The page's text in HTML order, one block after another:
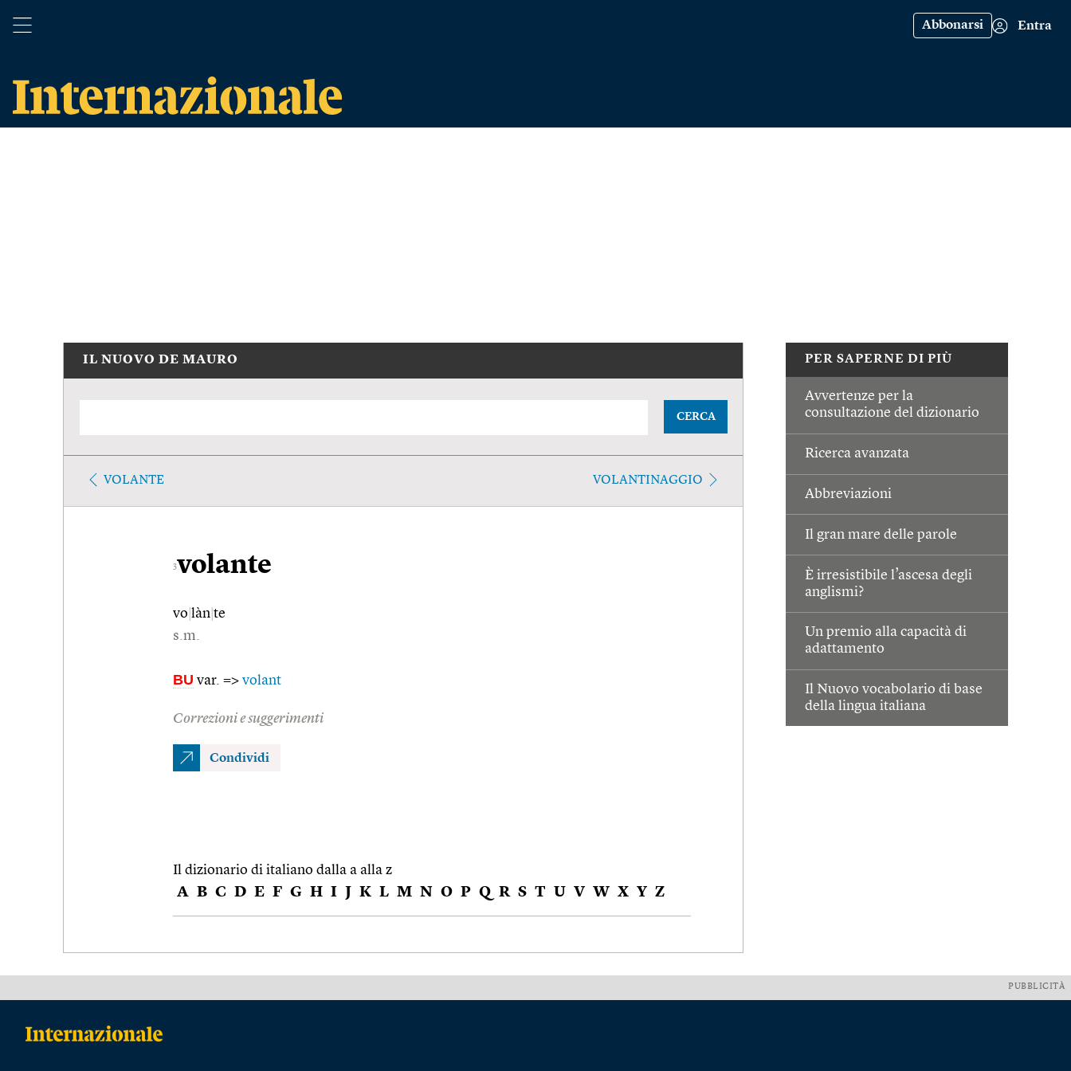
Abbonarsi Entra
PER SAPERNE DI PIÙ
Avvertenze per la
consultazione del dizionario
Ricerca avanzata
Abbreviazioni
Il gran mare delle parole
È irresistibile l’ascesa degli
anglismi?
Un premio alla capacità di
adattamento
Il Nuovo vocabolario di base
della lingua italiana
IL NUOVO DE MAURO
CERCA
VOLANTE VOLANTINAGGIO
3volante
vo làn te
s.m.
BU var. => volant
Correzioni e suggerimenti
Condividi
Il dizionario di italiano dalla a alla z
A B C D E F G H I J K L M N O P Q R S T U V W X Y Z
PUBBLICITÀ